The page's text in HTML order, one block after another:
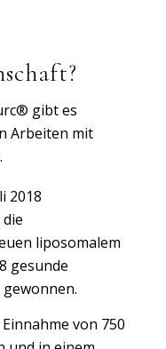
gibt es
Arbeiten mit
2018
liposomalem
gesunde
von 750